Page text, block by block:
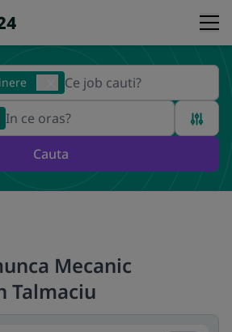
Cauta
Mecanic
Talmaciu